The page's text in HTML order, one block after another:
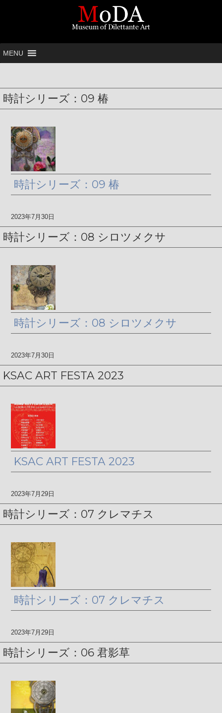
MENU
時計シリーズ：09 椿
時計シリーズ：09 椿
2023年7月30日
時計シリーズ：08 シロツメクサ
時計シリーズ：08 シロツメクサ
2023年7月30日
KSAC ART FESTA 2023
KSAC ART FESTA 2023
2023年7月29日
時計シリーズ：07 クレマチス
時計シリーズ：07 クレマチス
2023年7月29日
時計シリーズ：06 君影草